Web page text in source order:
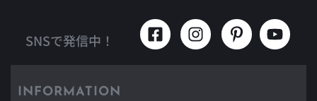
SNSで発信中！
INFORMATION